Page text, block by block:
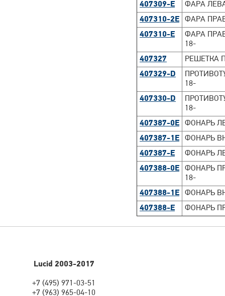
407309-E
ФАРА
407310-2E
ФАРА
407310-E
ФАРА
18-
407327
РЕШЕТКА
407329-D
18-
407330-D
18-
407387-0E
ФОНАРЬ
407387-1E
ФОНАРЬ
407387-E
ФОНАРЬ
407388-0E
ФОНАРЬ
18-
407388-1E
ФОНАРЬ
407388-E
ФОНАРЬ
Lucid 2003-2017
+7 (495) 971-03-51
+7 (963) 965-04-10